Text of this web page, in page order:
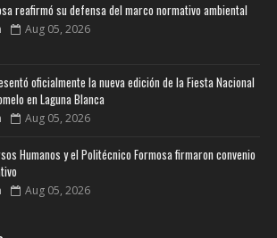
reafirmó su defensa del marco normativo ambiental
Aug 05, 2026
oficialmente la nueva edición de la Fiesta Nacional
en Laguna Blanca
Aug 05, 2026
Humanos y el Politécnico Formosa firmaron convenio
Aug 05, 2026